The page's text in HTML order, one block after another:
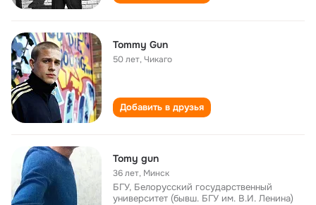
Tommy Gun
50 лет,Чикаго
Добавить в друзья
Tomy gun
36 лет, Минск
БГУ, Белорусский государственный
университет (бывш. БГУ им. В.И. Ленина)